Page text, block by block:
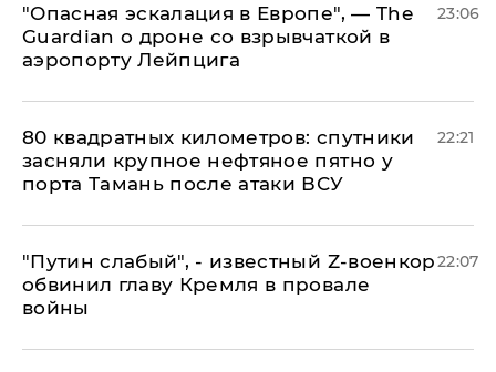
"Опасная эскалация в Европе", — The
Guardian о дроне со взрывчаткой в
аэропорту Лейпцига
23:06
80 квадратных километров: спутники
засняли крупное нефтяное пятно у
порта Тамань после атаки ВСУ
22:21
​"Путин слабый", - известный Z-военкор
обвинил главу Кремля в провале
войны
22:07